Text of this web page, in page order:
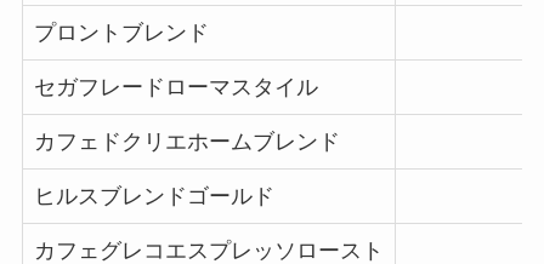
プロントブレンド
セガフレードローマスタイル
カフェドクリエホームブレンド
ヒルスブレンドゴールド
カフェグレコエスプレッソロースト